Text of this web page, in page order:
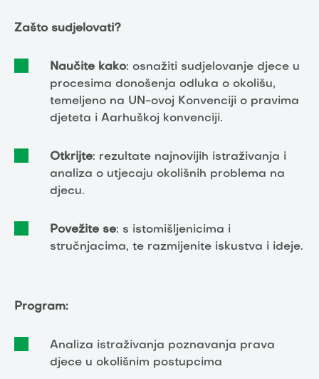
Zašto sudjelovati?
Naučite kako: osnažiti sudjelovanje djece u
procesima donošenja odluka o okolišu,
temeljeno na UN-ovoj Konvenciji o pravima
djeteta i Aarhuškoj konvenciji.
Otkrijte: rezultate najnovijih istraživanja i
analiza o utjecaju okolišnih problema na
djecu.
Povežite se: s istomišljenicima i
stručnjacima, te razmijenite iskustva i ideje.
Program:
Analiza istraživanja poznavanja prava
djece u okolišnim postupcima